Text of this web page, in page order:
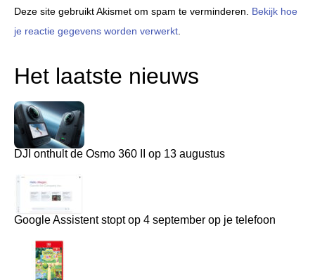
Deze site gebruikt Akismet om spam te verminderen. Bekijk hoe
je reactie gegevens worden verwerkt
Het laatste nieuws
DJI onthult de Osmo 360 II op 13 augustus
Google Assistent stopt op 4 september op je telefoon